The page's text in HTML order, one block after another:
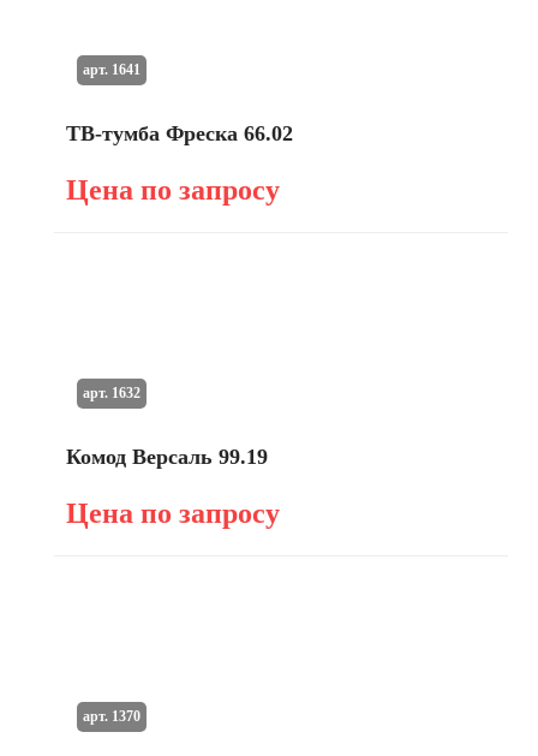
ТВ-тумба Фреска 66.02
Цена по запросу
арт. 1641
Комод Версаль 99.19
Цена по запросу
арт. 1632
арт. 1370